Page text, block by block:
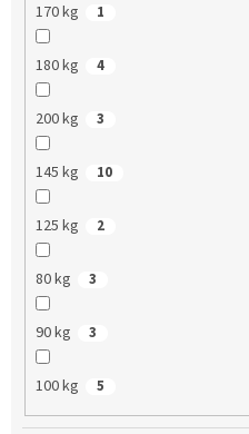
170 kg 1
180 kg 4
200 kg 3
145 kg 10
125 kg 2
80 kg 3
90 kg 3
100 kg 5